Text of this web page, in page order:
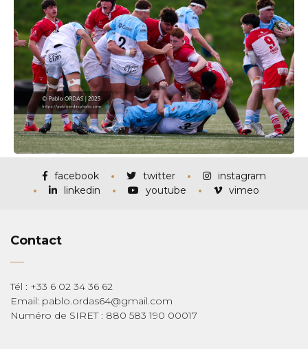
facebook twitter
instagram
linkedin
youtube vimeo
Contact
Tél : +33 6 02 34 36 62
Email: pablo.ordas64@gmail.com
Numéro de SIRET : 880 583 190 00017